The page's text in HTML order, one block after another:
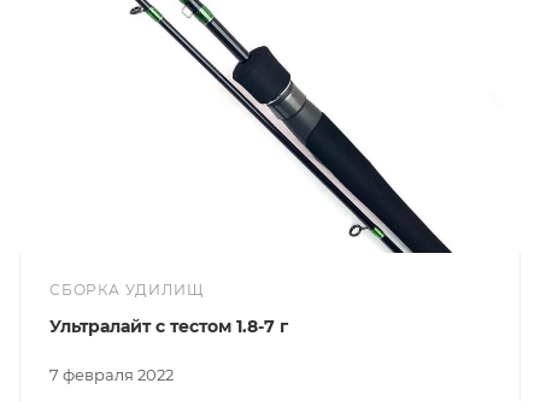
СБОРКА УДИЛИЩ
7 февраля 2022
Ультралайт с тестом 1.8-7 г